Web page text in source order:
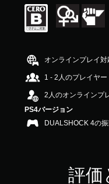
は
段
中
の
4
6
7
で
す
オンラインプレイ対
1 - 2人のプレイヤー
2人のオンラインプ
PS4バージョン
DUALSHOCK 4の
評価